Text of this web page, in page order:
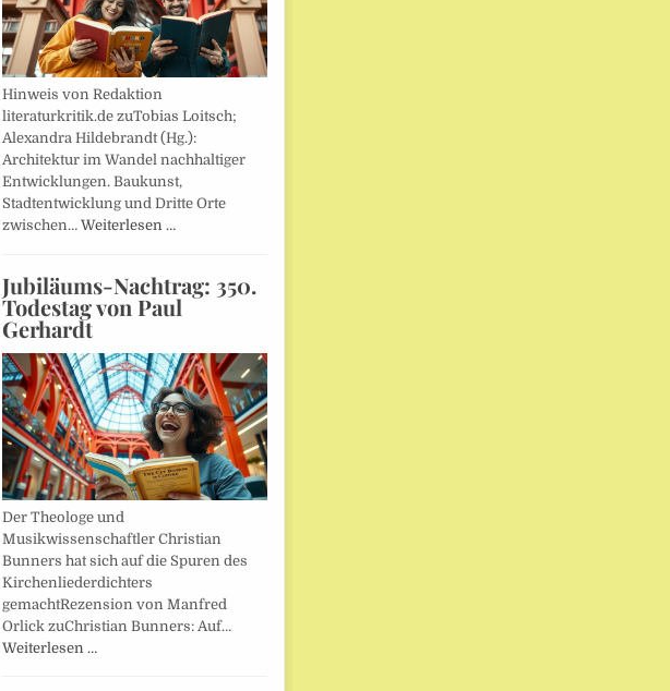
Hinweis von Redaktion
literaturkritik.de zuTobias Loitsch;
Alexandra Hildebrandt (Hg.):
Architektur im Wandel nachhaltiger
Entwicklungen. Baukunst,
Stadtentwicklung und Dritte Orte
zwischen… Weiterlesen …
Jubiläums-Nachtrag: 350.
Todestag von Paul
Gerhardt
Der Theologe und
Musikwissenschaftler Christian
Bunners hat sich auf die Spuren des
Kirchenliederdichters
gemachtRezension von Manfred
Orlick zuChristian Bunners: Auf…
Weiterlesen …